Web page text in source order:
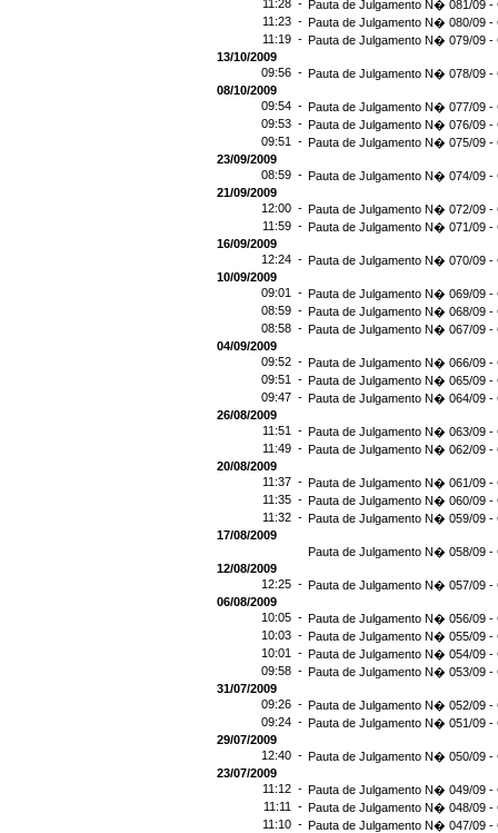
11:28 - Pauta de Julgamento N� 081/09 -
11:23 - Pauta de Julgamento N� 080/09 -
11:19 - Pauta de Julgamento N� 079/09 -
13/10/2009
09:56 - Pauta de Julgamento N� 078/09 -
08/10/2009
09:54 - Pauta de Julgamento N� 077/09 -
09:53 - Pauta de Julgamento N� 076/09 -
09:51 - Pauta de Julgamento N� 075/09 -
23/09/2009
08:59 - Pauta de Julgamento N� 074/09 -
21/09/2009
12:00 - Pauta de Julgamento N� 072/09 -
11:59 - Pauta de Julgamento N� 071/09 -
16/09/2009
12:24 - Pauta de Julgamento N� 070/09 -
10/09/2009
09:01 - Pauta de Julgamento N� 069/09 -
08:59 - Pauta de Julgamento N� 068/09 -
08:58 - Pauta de Julgamento N� 067/09 -
04/09/2009
09:52 - Pauta de Julgamento N� 066/09 -
09:51 - Pauta de Julgamento N� 065/09 -
09:47 - Pauta de Julgamento N� 064/09 -
26/08/2009
11:51 - Pauta de Julgamento N� 063/09 -
11:49 - Pauta de Julgamento N� 062/09 -
20/08/2009
11:37 - Pauta de Julgamento N� 061/09 -
11:35 - Pauta de Julgamento N� 060/09 -
11:32 - Pauta de Julgamento N� 059/09 -
17/08/2009
Pauta de Julgamento N� 058/09 -
12/08/2009
12:25 - Pauta de Julgamento N� 057/09 -
06/08/2009
10:05 - Pauta de Julgamento N� 056/09 -
10:03 - Pauta de Julgamento N� 055/09 -
10:01 - Pauta de Julgamento N� 054/09 -
09:58 - Pauta de Julgamento N� 053/09 -
31/07/2009
09:26 - Pauta de Julgamento N� 052/09 -
09:24 - Pauta de Julgamento N� 051/09 -
29/07/2009
12:40 - Pauta de Julgamento N� 050/09 -
23/07/2009
11:12 - Pauta de Julgamento N� 049/09 -
11:11 - Pauta de Julgamento N� 048/09 -
11:10 - Pauta de Julgamento N� 047/09 -